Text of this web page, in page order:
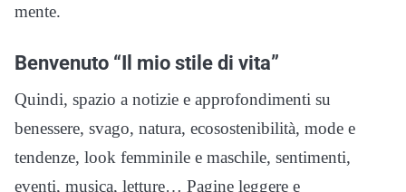
mente.
Benvenuto “Il mio stile di vita”
Quindi, spazio a notizie e approfondimenti su
benessere, svago, natura, ecosostenibilità, mode e
tendenze, look femminile e maschile, sentimenti,
eventi, musica, letture… Pagine leggere e